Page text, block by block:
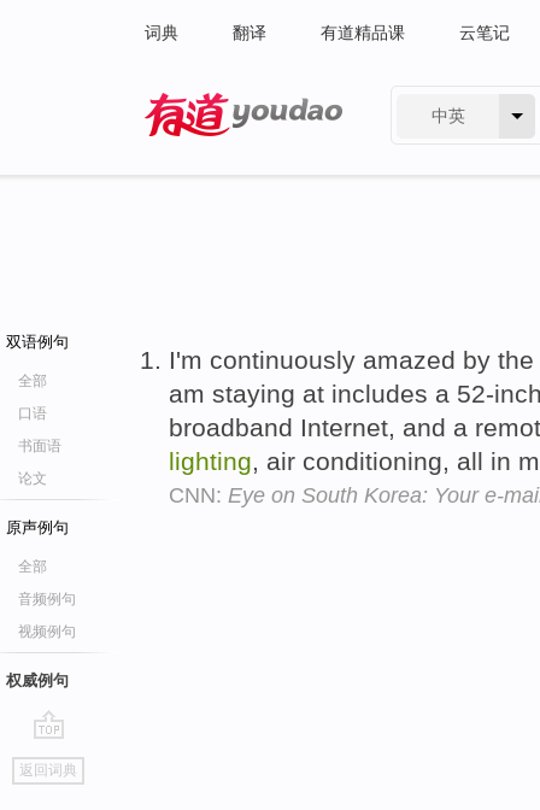
词典 翻译 有道精品课 云笔记
中英
双语例句
全部
口语
书面语
论文
原声例句
全部
音频例句
视频例句
权威例句
go
top
返回词典
I'm continuously amazed by
am staying at includes a 52-
broadband Internet, and a
lighting, air conditioning, all in
CNN: Eye on South Korea: Your e-